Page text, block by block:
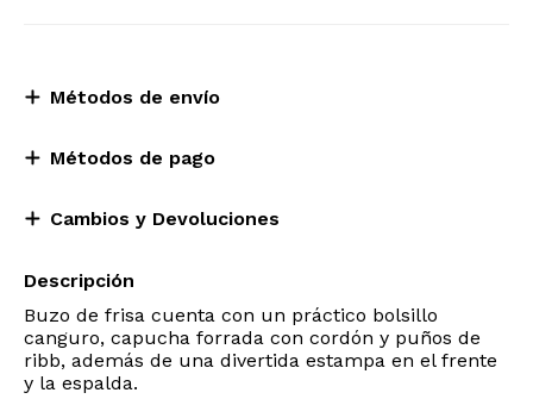
Métodos de envío
Métodos de pago
Cambios y Devoluciones
Descripción
Buzo de frisa cuenta con un práctico bolsillo
canguro, capucha forrada con cordón y puños de
ribb, además de una divertida estampa en el frente
y la espalda.